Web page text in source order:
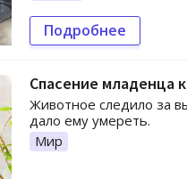
Подробнее
Спасение младенца
Животное следило за
дало ему умереть.
Мир